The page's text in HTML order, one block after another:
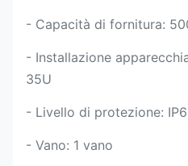
- Capacità di fornitura:
- Installazione
35U
- Livello di protezione:
- Vano: 1 vano